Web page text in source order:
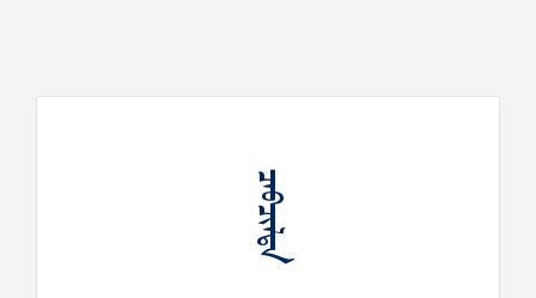
ᠴᠠᠪᠴᠢᠯᠲᠠ